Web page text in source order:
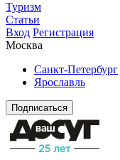
Туризм
Статьи
Вход Регистрация
Москва
Санкт-Петербург
Ярославль
Подписаться